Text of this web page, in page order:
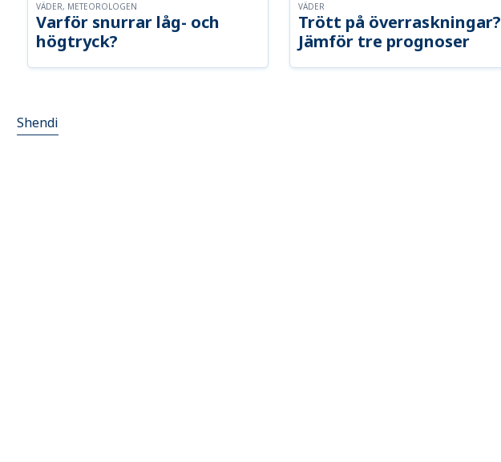
Varför snurrar låg- och
högtryck?
VÄDER, METEOROLOGEN
Trött på överraskningar?
Jämför tre prognoser
VÄDER
Shendi